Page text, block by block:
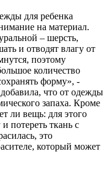
для ребенка
на материал.
– шерсть,
и отводят влагу от
поэтому
количество
форму», -
что от одежды
запаха. Кроме
ли вещь: для этого
потереть ткань с
это
который может